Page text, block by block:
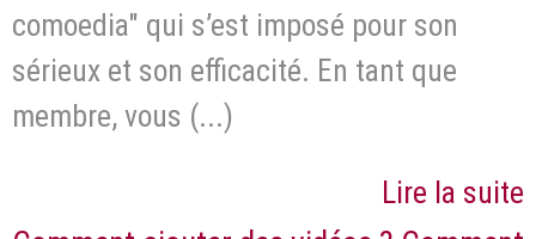
comoedia" qui s’est imposé pour son
sérieux et son efficacité. En tant que
membre, vous (...)
Lire la suite